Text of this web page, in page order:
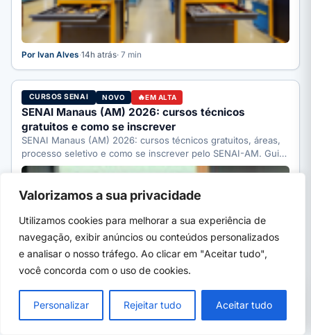
Valorizamos a sua privacidade
Utilizamos cookies para melhorar a sua experiência de
navegação, exibir anúncios ou conteúdos personalizados
e analisar o nosso tráfego. Ao clicar em "Aceitar tudo",
você concorda com o uso de cookies.
Personalizar Rejeitar tudo Aceitar tudo
Por Ivan Alves·14h atrás· 7 min
CURSOS SENAI NOVO EM ALTA
SENAI Manaus (AM) 2026: cursos técnicos
gratuitos e como se inscrever
SENAI Manaus (AM) 2026: cursos técnicos gratuitos, áreas,
processo seletivo e como se inscrever pelo SENAI-AM. Guia
completo.
Prefeitura abre concurso em Chapada dos
Guimarães com 147 vagas, até R$ 6.265